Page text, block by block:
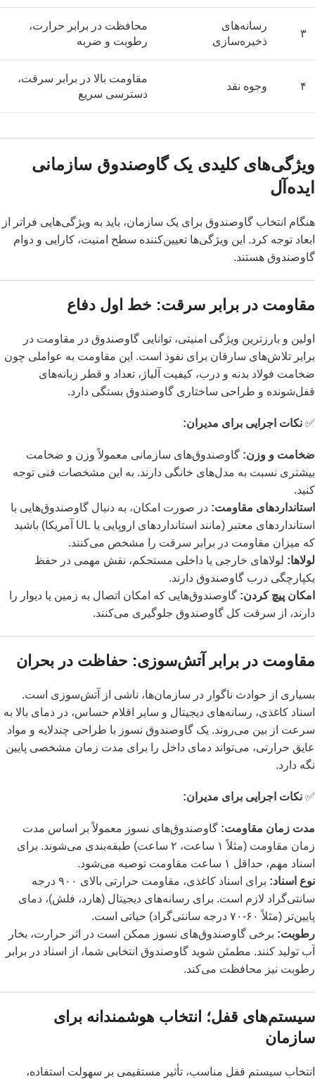
۳
رسانه‌های
ذخیره‌سازی
محافظت در برابر حرارت،
رطوبت و ضربه
۴ وجوه نقد
مقاومت بالا در برابر سرقت،
دسترسی سریع
ویژگی‌های کلیدی یک گاوصندوق سازمانی
ایده‌آل
هنگام انتخاب گاوصندوق برای یک سازمان، باید به ویژگی‌هایی فراتر از
ابعاد توجه کرد. این ویژگی‌ها تعیین‌کننده سطح امنیت، کارایی و دوام
گاوصندوق هستند.
مقاومت در برابر سرقت: خط اول دفاع
اولین و بارزترین ویژگی امنیتی، توانایی گاوصندوق در مقاومت در
برابر تلاش‌های سارقان برای نفوذ است. این مقاومت به عواملی چون
ضخامت فولاد بدنه و درب، کیفیت آلیاژ، تعداد و قطر زبانه‌های
قفل‌شونده و طراحی ساختاری گاوصندوق بستگی دارد.
✅ نکات اجرایی برای مدیران:
ضخامت و وزن: گاوصندوق‌های سازمانی معمولاً وزن و ضخامت
بیشتری نسبت به مدل‌های خانگی دارند. به این مشخصات فنی توجه
کنید.
استانداردهای مقاومت: در صورت امکان، به دنبال گاوصندوق‌هایی با
استانداردهای معتبر (مانند استانداردهای اروپایی یا UL آمریکا) باشید
که میزان مقاومت در برابر سرقت را مشخص می‌کنند.
لولاها: لولاهای خارجی یا داخلی مستحکم، نقش مهمی در حفظ
یکپارچگی درب گاوصندوق دارند.
امکان پیچ کردن: گاوصندوق‌هایی که امکان اتصال به زمین یا دیوار را
دارند، از سرقت کل گاوصندوق جلوگیری می‌کنند.
مقاومت در برابر آتش‌سوزی: حفاظت در بحران
بسیاری از حوادث ناگوار در سازمان‌ها، ناشی از آتش‌سوزی است.
اسناد کاغذی، رسانه‌های دیجیتال و سایر اقلام حساس، در دمای بالا به
سرعت از بین می‌روند. یک گاوصندوق نسوز با طراحی چندلایه و مواد
عایق حرارتی، می‌تواند دمای داخل را برای مدت زمان مشخصی پایین
نگه دارد.
✅ نکات اجرایی برای مدیران:
مدت زمان مقاومت: گاوصندوق‌های نسوز معمولاً بر اساس مدت
زمان مقاومت (مثلاً ۱ ساعت، ۲ ساعت) طبقه‌بندی می‌شوند. برای
اسناد مهم، حداقل ۱ ساعت مقاومت توصیه می‌شود.
نوع اسناد:
برای اسناد کاغذی، مقاومت حرارتی بالای ۹۰۰ درجه
سانتی‌گراد لازم است. برای رسانه‌های دیجیتال (هارد، فلش)، دمای
پایین‌تر (مثلاً ۶۰-۷۰ درجه سانتی‌گراد) حیاتی است.
رطوبت: برخی گاوصندوق‌های نسوز ممکن است در اثر حرارت، بخار
آب تولید کنند. مطمئن شوید گاوصندوق انتخابی شما، از اسناد در برابر
رطوبت نیز محافظت می‌کند.
سیستم‌های قفل؛ انتخاب هوشمندانه برای
سازمان
انتخاب سیستم قفل مناسب، تأثیر مستقیمی بر سهولت استفاده،